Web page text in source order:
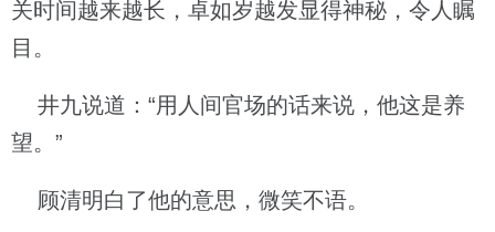
关时间越来越长，卓如岁越发显得神秘，令人瞩
目。
井九说道：“用人间官场的话来说，他这是养
望。”
顾清明白了他的意思，微笑不语。